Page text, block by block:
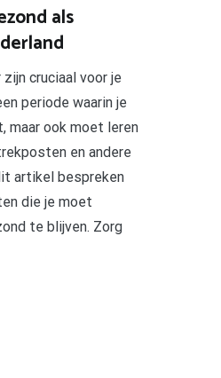
als
cruciaal voor je
periode waarin je
maar ook moet leren
en andere
artikel bespreken
die je moet
te blijven. Zorg